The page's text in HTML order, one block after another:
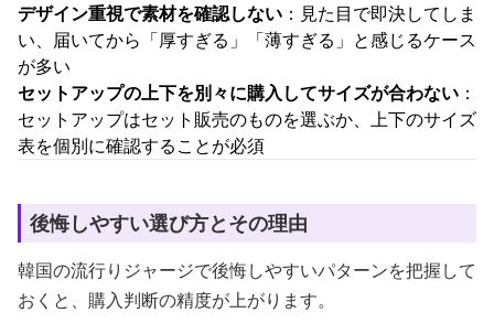
デザイン重視で素材を確認しない ：見た目で即決してしま
い、届いてから「厚すぎる」「薄すぎる」と感じるケース
が多い
セットアップの上下を別々に購入してサイズが合わない ：
セットアップはセット販売のものを選ぶか、上下のサイズ
表を個別に確認することが必須
後悔しやすい選び方とその理由
韓国の流行りジャージで後悔しやすいパターンを把握して
おくと、購入判断の精度が上がります。